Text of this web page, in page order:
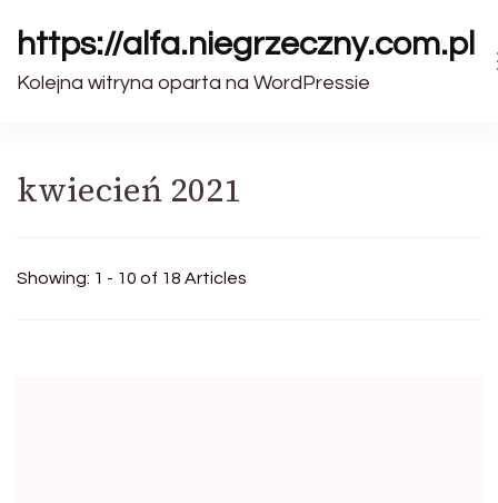
https://alfa.niegrzeczny.com.pl
Kolejna witryna oparta na WordPressie
kwiecień 2021
Showing: 1 - 10 of 18 Articles